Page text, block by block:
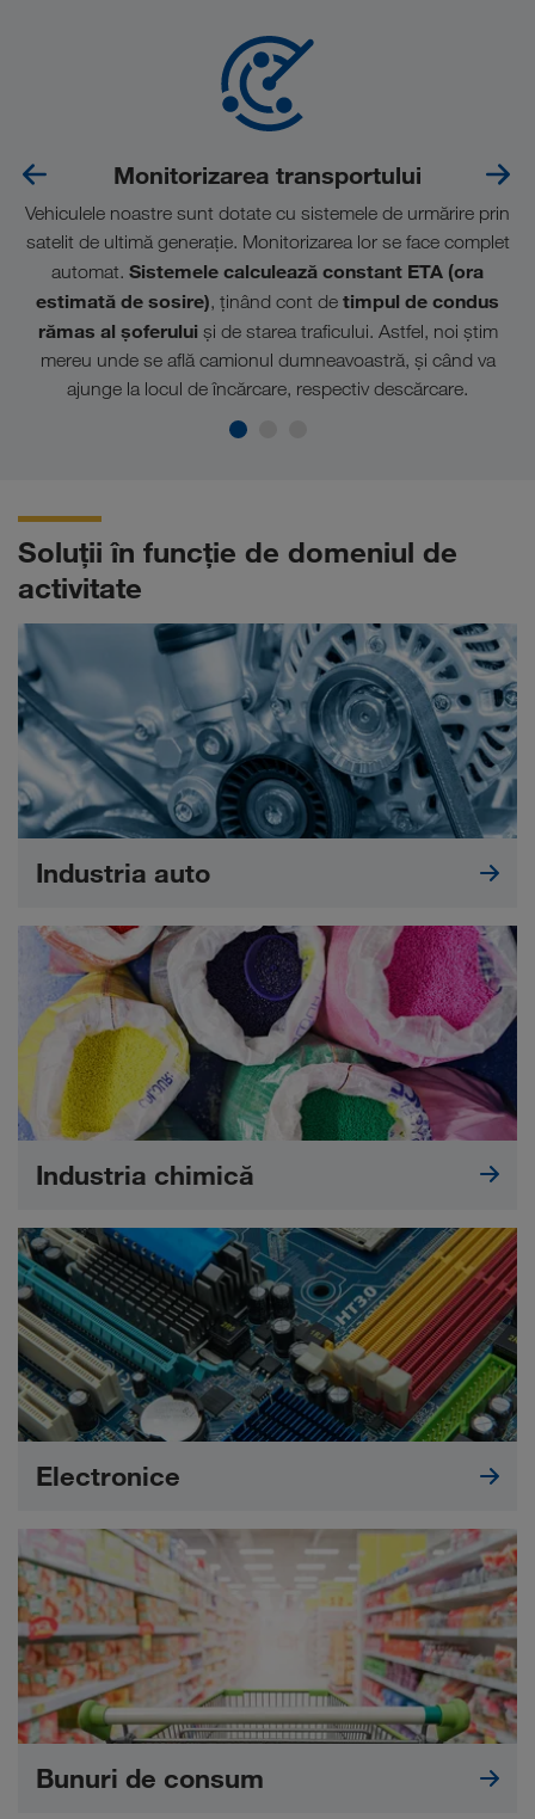
Monitorizarea transportului
Vehiculele noastre sunt dotate cu sistemele de urmărire prin
satelit de ultimă generație. Monitorizarea lor se face complet
automat. Sistemele calculează constant ETA (ora
estimată de sosire), ținând cont de timpul de condus
rămas al șoferului și de starea traficului. Astfel, noi știm
mereu unde se află camionul dumneavoastră, și când va
ajunge la locul de încărcare, respectiv descărcare.
Soluții în funcție de domeniul de
activitate
Industria auto
Industria chimică
Electronice
Bunuri de consum